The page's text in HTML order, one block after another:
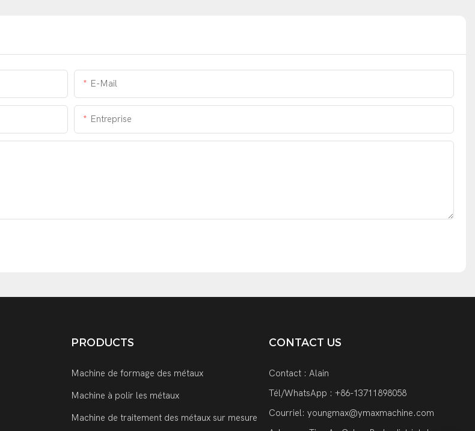
E-Mail
Entreprise
PRODUCTS
Machine de formage des métaux
Machine à polir les métaux
Machine de traitement des métaux sur mesure
CONTACT US
Contact : Alain
Tél/WhatsApp : +86-13711898058
Courriel: youngmax@ymaxmachine.com